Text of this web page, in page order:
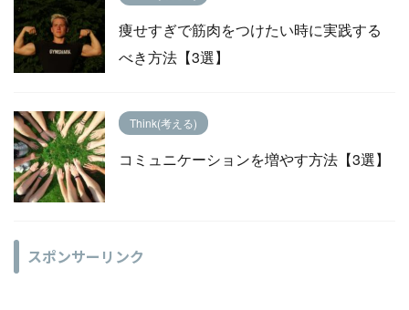
痩せすぎで筋肉をつけたい時に実践する
べき方法【3選】
Think(考える)
コミュニケーションを増やす方法【3選】
スポンサーリンク